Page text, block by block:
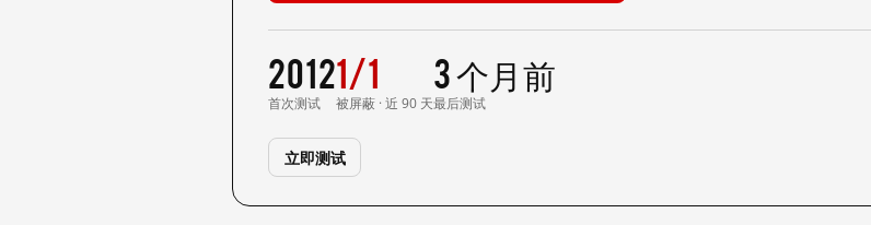
2012
首次测试
1/1
被屏蔽 · 近 90 天
3 个月前
最后测试
立即测试